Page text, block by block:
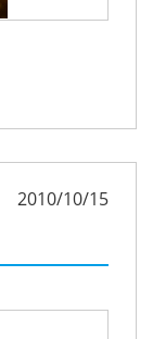
2010/10/15